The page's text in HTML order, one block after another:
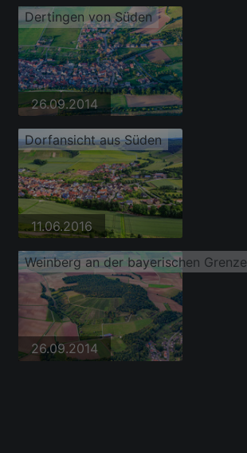
Dertingen von Süden
26.09.2014
Dorfansicht aus Süden
11.06.2016
Weinberg an der bayerischen Grenze
26.09.2014